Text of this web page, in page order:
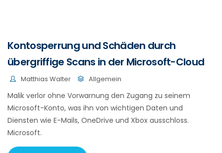
Kontosperrung und Schäden durch
übergriffige Scans in der Microsoft-Cloud
Matthias Walter Allgemein
Malik verlor ohne Vorwarnung den Zugang zu seinem
Microsoft-Konto, was ihn von wichtigen Daten und
Diensten wie E-Mails, OneDrive und Xbox ausschloss.
Microsoft.